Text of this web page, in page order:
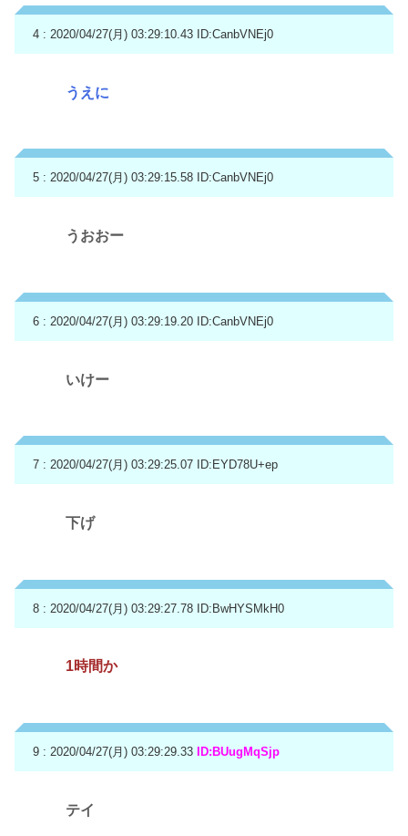
4 : 2020/04/27(月) 03:29:10.43 ID:CanbVNEj0
うえに
5 : 2020/04/27(月) 03:29:15.58 ID:CanbVNEj0
うおおー
6 : 2020/04/27(月) 03:29:19.20 ID:CanbVNEj0
いけー
7 : 2020/04/27(月) 03:29:25.07 ID:EYD78U+ep
下げ
8 : 2020/04/27(月) 03:29:27.78 ID:BwHYSMkH0
1時間か
9 : 2020/04/27(月) 03:29:29.33 ID:BUugMqSjp
テイ